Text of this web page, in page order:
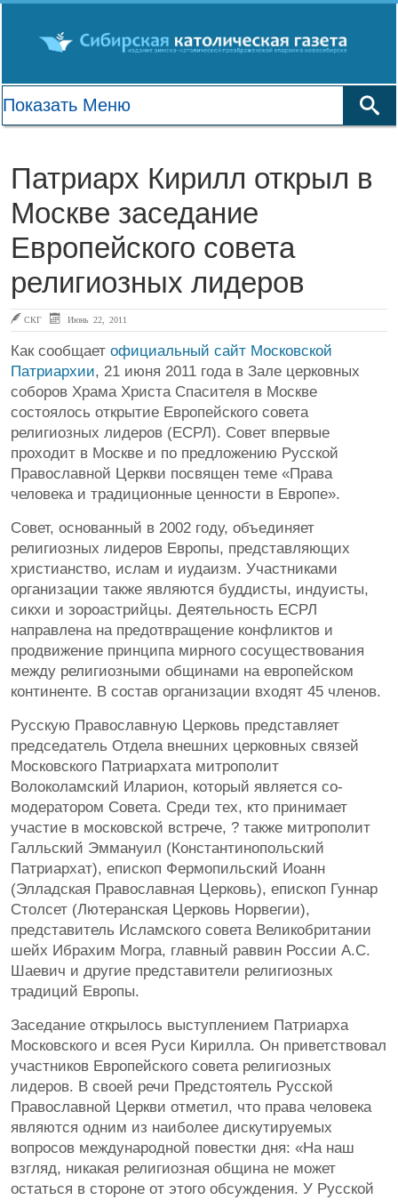
Патриарх Кирилл открыл в
Москве заседание
Европейского совета
религиозных лидеров
СКГ Июнь 22, 2011
Как сообщает официальный сайт Московской
Патриархии, 21 июня 2011 года в Зале церковных
соборов Храма Христа Спасителя в Москве
состоялось открытие Европейского совета
религиозных лидеров (ЕСРЛ). Совет впервые
проходит в Москве и по предложению Русской
Православной Церкви посвящен теме «Права
человека и традиционные ценности в Европе».
Совет, основанный в 2002 году, объединяет
религиозных лидеров Европы, представляющих
христианство, ислам и иудаизм. Участниками
организации также являются буддисты, индуисты,
сикхи и зороастрийцы. Деятельность ЕСРЛ
направлена на предотвращение конфликтов и
продвижение принципа мирного сосуществования
между религиозными общинами на европейском
континенте. В состав организации входят 45 членов.
Русскую Православную Церковь представляет
председатель Отдела внешних церковных связей
Московского Патриархата митрополит
Волоколамский Иларион, который является со-
модератором Совета. Среди тех, кто принимает
участие в московской встрече, ? также митрополит
Галльский Эммануил (Константинопольский
Патриархат), епископ Фермопильский Иоанн
(Элладская Православная Церковь), епископ Гуннар
Столсет (Лютеранская Церковь Норвегии),
представитель Исламского совета Великобритании
шейх Ибрахим Могра, главный раввин России А.С.
Шаевич и другие представители религиозных
традиций Европы.
Заседание открылось выступлением Патриарха
Московского и всея Руси Кирилла. Он приветствовал
участников Европейского совета религиозных
лидеров. В своей речи Предстоятель Русской
Православной Церкви отметил, что права человека
являются одним из наиболее дискутируемых
вопросов международной повестки дня: «На наш
взгляд, никакая религиозная община не может
остаться в стороне от этого обсуждения. У Русской